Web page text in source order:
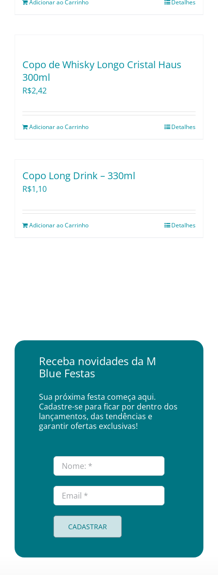
Adicionar ao Carrinho Detalhes
Copo de Whisky Longo Cristal Haus
300ml
R$2,42
Adicionar ao Carrinho Detalhes
Copo Long Drink – 330ml
R$1,10
Adicionar ao Carrinho Detalhes
Receba novidades da M
Blue Festas
Sua próxima festa começa aqui.
Cadastre-se para ficar por dentro dos
lançamentos, das tendências e
garantir ofertas exclusivas!
CADASTRAR